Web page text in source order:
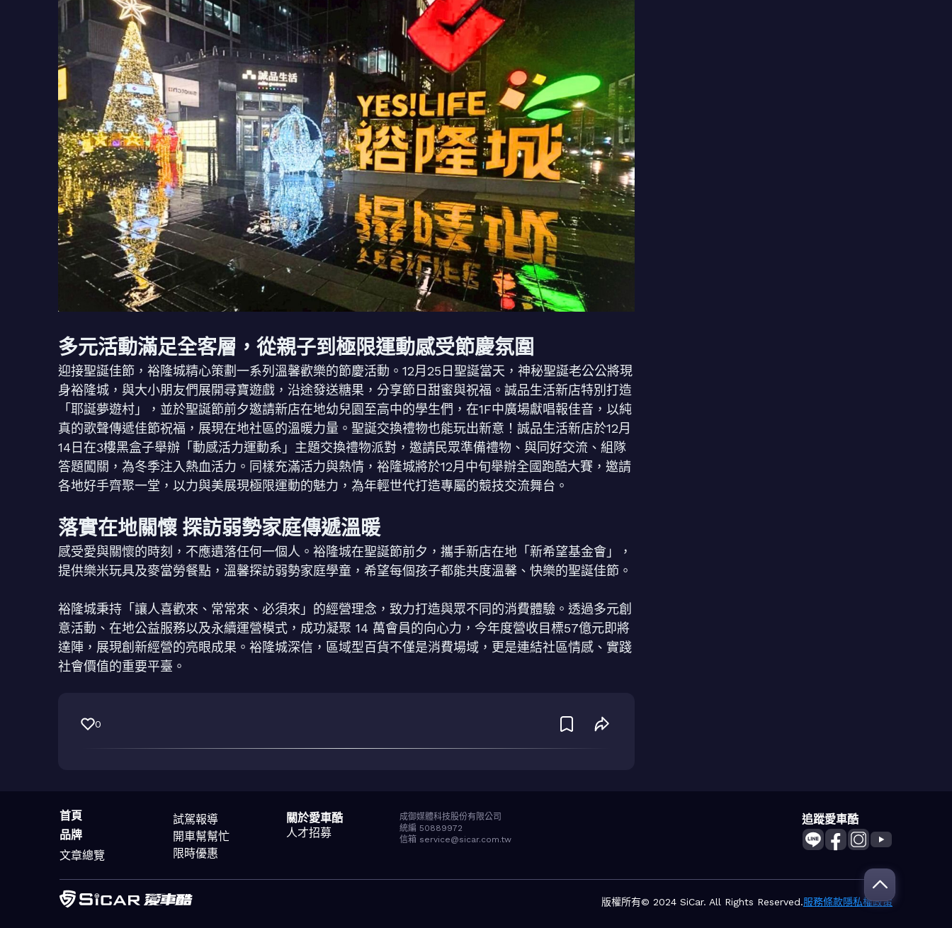
多元活動滿足全客層，從親子到極限運動感受節慶氛圍
迎接聖誕佳節，裕隆城精心策劃一系列溫馨歡樂的節慶活動。12月25日聖誕當天，神秘聖誕老公公將現
身裕隆城，與大小朋友們展開尋寶遊戲，沿途發送糖果，分享節日甜蜜與祝福。誠品生活新店特別打造
「耶誕夢遊村」，並於聖誕節前夕邀請新店在地幼兒園至高中的學生們，在1F中廣場獻唱報佳音，以純
真的歌聲傳遞佳節祝福，展現在地社區的溫暖力量。聖誕交換禮物也能玩出新意！誠品生活新店於12月
14日在3樓黑盒子舉辦「動感活力運動系」主題交換禮物派對，邀請民眾準備禮物、與同好交流、組隊
答題闖關，為冬季注入熱血活力。同樣充滿活力與熱情，裕隆城將於12月中旬舉辦全國跑酷大賽，邀請
各地好手齊聚一堂，以力與美展現極限運動的魅力，為年輕世代打造專屬的競技交流舞台。
落實在地關懷 探訪弱勢家庭傳遞溫暖
感受愛與關懷的時刻，不應遺落任何一個人。裕隆城在聖誕節前夕，攜手新店在地「新希望基金會」，
提供樂米玩具及麥當勞餐點，溫馨探訪弱勢家庭學童，希望每個孩子都能共度溫馨、快樂的聖誕佳節。
裕隆城秉持「讓人喜歡來、常常來、必須來」的經營理念，致力打造與眾不同的消費體驗。透過多元創
意活動、在地公益服務以及永續運營模式，成功凝聚 14 萬會員的向心力，今年度營收目標57億元即將
達陣，展現創新經營的亮眼成果。裕隆城深信，區域型百貨不僅是消費場域，更是連結社區情感、實踐
社會價值的重要平臺。
0
首頁
品牌
文章總覽
試駕報導
開車幫幫忙
限時優惠
關於愛車酷
人才招募
成御媒體科技股份有限公司
統編 50889972
信箱 service@sicar.com.tw
追蹤愛車酷
版權所有© 2024 SiCar. All Rights Reserved.服務條款隱私權政策